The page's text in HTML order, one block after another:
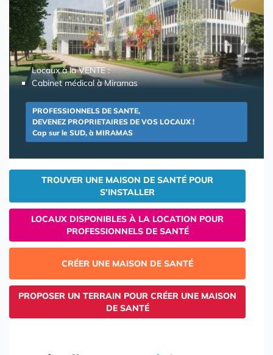
Locaux à la VENTE :
Cabinet médical à Miramas
PROFESSIONNELS DE SANTE,
DEVENEZ PROPRIETAIRES DE VOS LOCAUX !
Cap sur le SUD, à MIRAMAS
TROUVER UNE MAISON DE SANTÉ POUR
S'INSTALLER
LOCAUX DISPONIBLES À LA LOCATION POUR
PROFESSIONNELS DE SANTÉ
CRÉER UNE MAISON DE SANTÉ
PROPOSER UN TERRAIN POUR CRÉER UNE MAISON
DE SANTÉ